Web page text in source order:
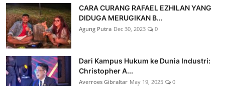
CARA CURANG RAFAEL EZHILAN YANG
DIDUGA MERUGIKAN B...
Agung Putra Dec 30, 2023 0
Dari Kampus Hukum ke Dunia Industri:
Christopher A...
Averroes Gibraltar May 19, 2025 0